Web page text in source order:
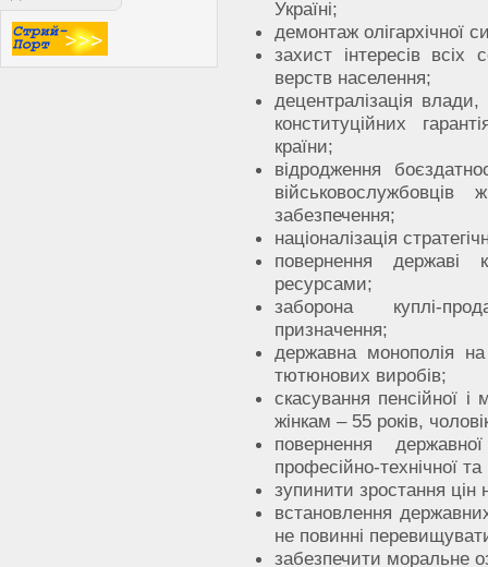
Україні;
демонтаж олігархічної
захист інтересів всіх
верств населення;
децентралізація
конституційних
країни;
відродження
забезпечення;
націоналізація
повернення
ресурсами;
заборона куплі-
призначення;
державна монополія
тютюнових виробів;
скасування пенсійної
жінкам – 55 років,
повернення
професійно-технічної
зупинити зростання цін
встановлення
не повинні
забезпечити моральне